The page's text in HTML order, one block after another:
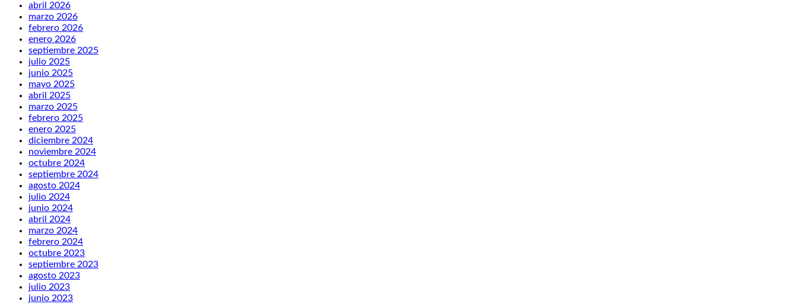
abril 2026
marzo 2026
febrero 2026
enero 2026
septiembre 2025
julio 2025
junio 2025
mayo 2025
abril 2025
marzo 2025
febrero 2025
enero 2025
diciembre 2024
noviembre 2024
octubre 2024
septiembre 2024
agosto 2024
julio 2024
junio 2024
abril 2024
marzo 2024
febrero 2024
octubre 2023
septiembre 2023
agosto 2023
julio 2023
junio 2023